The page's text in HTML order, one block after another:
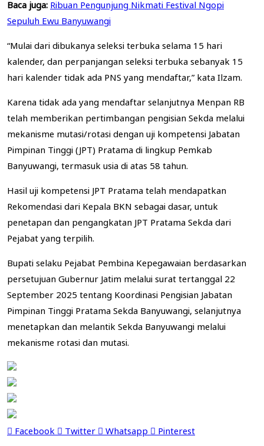
Baca juga:Ribuan Pengunjung Nikmati Festival Ngopi
Sepuluh Ewu Banyuwangi
“Mulai dari dibukanya seleksi terbuka selama 15 hari
kalender, dan perpanjangan seleksi terbuka sebanyak 15
hari kalender tidak ada PNS yang mendaftar,” kata Ilzam.
Karena tidak ada yang mendaftar selanjutnya Menpan RB
telah memberikan pertimbangan pengisian Sekda melalui
mekanisme mutasi/rotasi dengan uji kompetensi Jabatan
Pimpinan Tinggi (JPT) Pratama di lingkup Pemkab
Banyuwangi, termasuk usia di atas 58 tahun.
Hasil uji kompetensi JPT Pratama telah mendapatkan
Rekomendasi dari Kepala BKN sebagai dasar, untuk
penetapan dan pengangkatan JPT Pratama Sekda dari
Pejabat yang terpilih.
Bupati selaku Pejabat Pembina Kepegawaian berdasarkan
persetujuan Gubernur Jatim melalui surat tertanggal 22
September 2025 tentang Koordinasi Pengisian Jabatan
Pimpinan Tinggi Pratama Sekda Banyuwangi, selanjutnya
menetapkan dan melantik Sekda Banyuwangi melalui
mekanisme rotasi dan mutasi.
Facebook Twitter Whatsapp
Pinterest